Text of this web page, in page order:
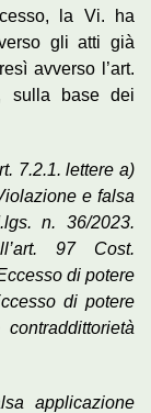
la Vi. ha
gli atti già
avverso l’art.
sulla base dei
7.2.1. lettere a)
e falsa
n. 36/2023.
97 Cost.
di potere
di potere
applicazione